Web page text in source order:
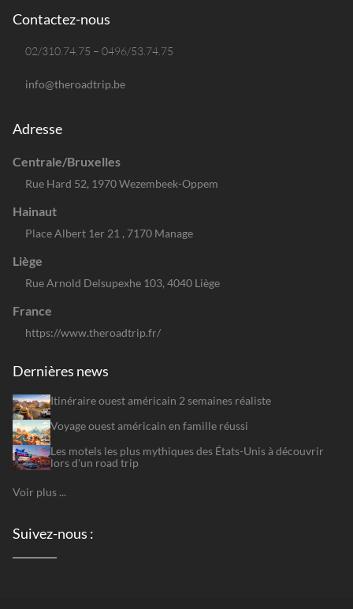
Contactez-nous
02/310.74.75 – 0496/53.74.75
info@theroadtrip.be
Adresse
Centrale/Bruxelles
Rue Hard 52, 1970 Wezembeek-Oppem
Hainaut
Place Albert 1er 21 , 7170 Manage
Liège
Rue Arnold Delsupexhe 103, 4040 Liège
France
https://www.theroadtrip.fr/
Dernières news
Itinéraire ouest américain 2 semaines réaliste
Voyage ouest américain en famille réussi
Les motels les plus mythiques des États-Unis à découvrir
lors d'un road trip
Voir plus ...
Suivez-nous :